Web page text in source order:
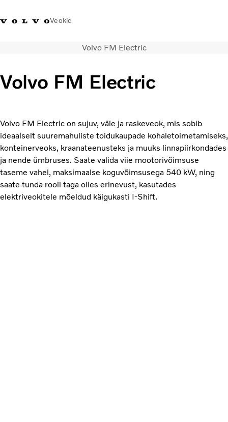
Veokid
Volvo Action
Volvo Merchandise
Teenused
KONTAKTID & ESINDUSED
Uudised
Meist
Kampaaniad
Volvo FM Electric
Volvo FM Electric
Volvo FM Electric on sujuv, väle ja raskeveok, mis sobib
ideaalselt suuremahuliste toidukaupade kohaletoimetamiseks,
konteinerveoks, kraanateenusteks ja muuks linnapiirkondades
ja nende ümbruses. Saate valida viie mootorivõimsuse
taseme vahel, maksimaalse koguvõimsusega 540 kW, ning
saate tunda rooli taga olles erinevust, kasutades
elektriveokitele mõeldud käigukasti I-Shift.